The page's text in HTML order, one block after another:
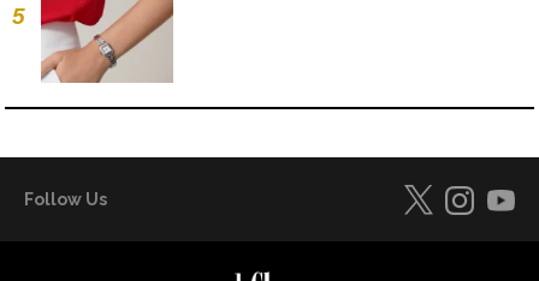
5
Follow Us